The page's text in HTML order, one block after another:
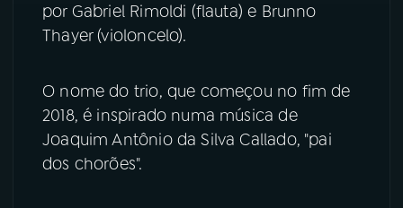
Instagram X
por Gabriel Rimoldi (flauta) e Brunno
Thayer (violoncelo).
O nome do trio, que começou no fim de
2018, é inspirado numa música de
Joaquim Antônio da Silva Callado, "pai
dos chorões".